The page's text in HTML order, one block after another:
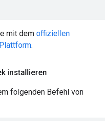
mit dem offiziellen
.
installieren
folgenden Befehl von